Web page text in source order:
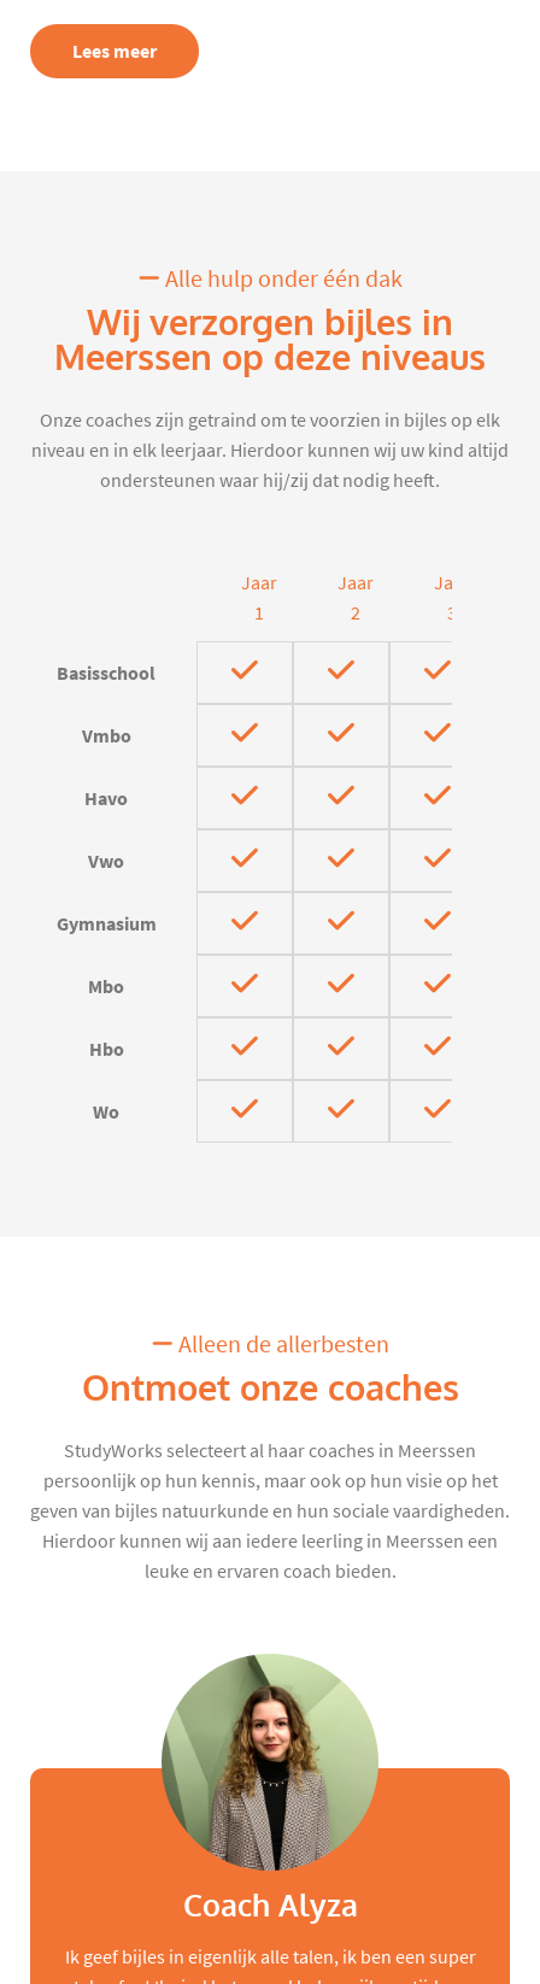
Lees meer
Alle hulp onder één dak
Wij verzorgen bijles in
Meerssen op deze niveaus
Onze coaches zijn getraind om te voorzien in bijles op elk
niveau en in elk leerjaar. Hierdoor kunnen wij uw kind altijd
ondersteunen waar hij/zij dat nodig heeft.
Jaar
1
Jaar
2
Jaar
3
Basisschool
Vmbo
Havo
Vwo
Gymnasium
Mbo
Hbo
Wo
Alleen de allerbesten
Ontmoet onze coaches
StudyWorks selecteert al haar coaches in Meerssen
persoonlijk op hun kennis, maar ook op hun visie op het
geven van bijles natuurkunde en hun sociale vaardigheden.
Hierdoor kunnen wij aan iedere leerling in Meerssen een
leuke en ervaren coach bieden.
Coach Alyza
Ik geef bijles in eigenlijk alle talen, ik ben een super